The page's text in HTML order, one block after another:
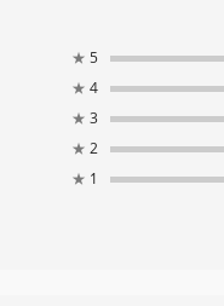
★ 5
★ 4
★ 3
★ 2
★ 1